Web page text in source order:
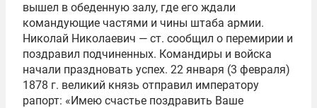
вышел в обеденную залу, где его ждали
командующие частями и чины штаба армии.
Николай Николаевич — ст. сообщил о перемирии и
поздравил подчиненных. Командиры и войска
начали праздновать успех. 22 января (3 февраля)
1878 г. великий князь отправил императору
рапорт: «Имею счастье поздравить Ваше